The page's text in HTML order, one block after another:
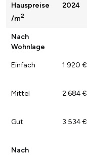
Hauspreise
/m2
2024
Nach
Wohnlage
Einfach 1.920 €
Mittel 2.684 €
Gut 3.534 €
Nach